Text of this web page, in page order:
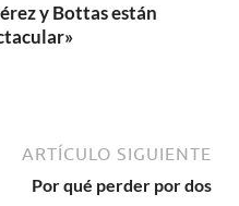
y Bottas están
ARTÍCULO SIGUIENTE
Por qué perder por dos